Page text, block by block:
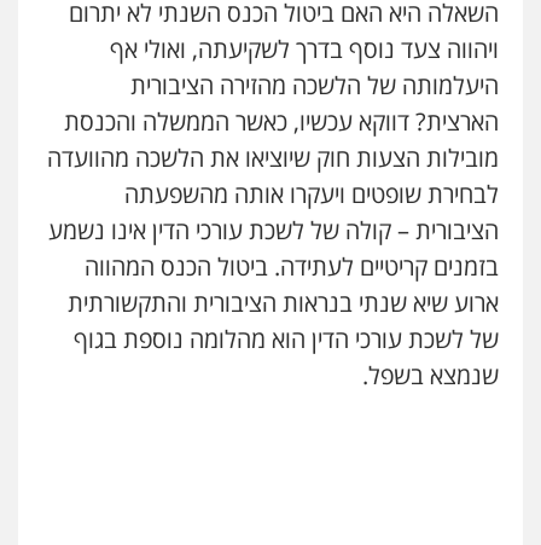
השאלה היא האם ביטול הכנס השנתי לא יתרום
ויהווה צעד נוסף בדרך לשקיעתה, ואולי אף
היעלמותה של הלשכה מהזירה הציבורית
הארצית? דווקא עכשיו, כאשר הממשלה והכנסת
מובילות הצעות חוק שיוציאו את הלשכה מהוועדה
לבחירת שופטים ויעקרו אותה מהשפעתה
הציבורית – קולה של לשכת עורכי הדין אינו נשמע
בזמנים קריטיים לעתידה. ביטול הכנס המהווה
ארוע שיא שנתי בנראות הציבורית והתקשורתית
של לשכת עורכי הדין הוא מהלומה נוספת בגוף
שנמצא בשפל.